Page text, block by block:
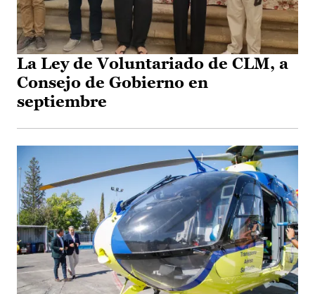
La Ley de Voluntariado de CLM, a
Consejo de Gobierno en
septiembre